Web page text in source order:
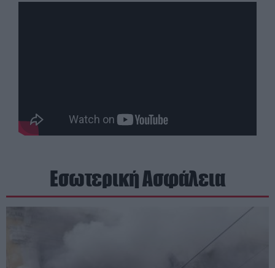
Εσωτερική Ασφάλεια